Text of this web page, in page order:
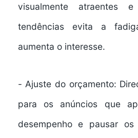
visualmente atraentes
tendências evita a
aumenta o interesse.
-Ajuste do orçamento:
para os anúncios que
desempenho e pausar